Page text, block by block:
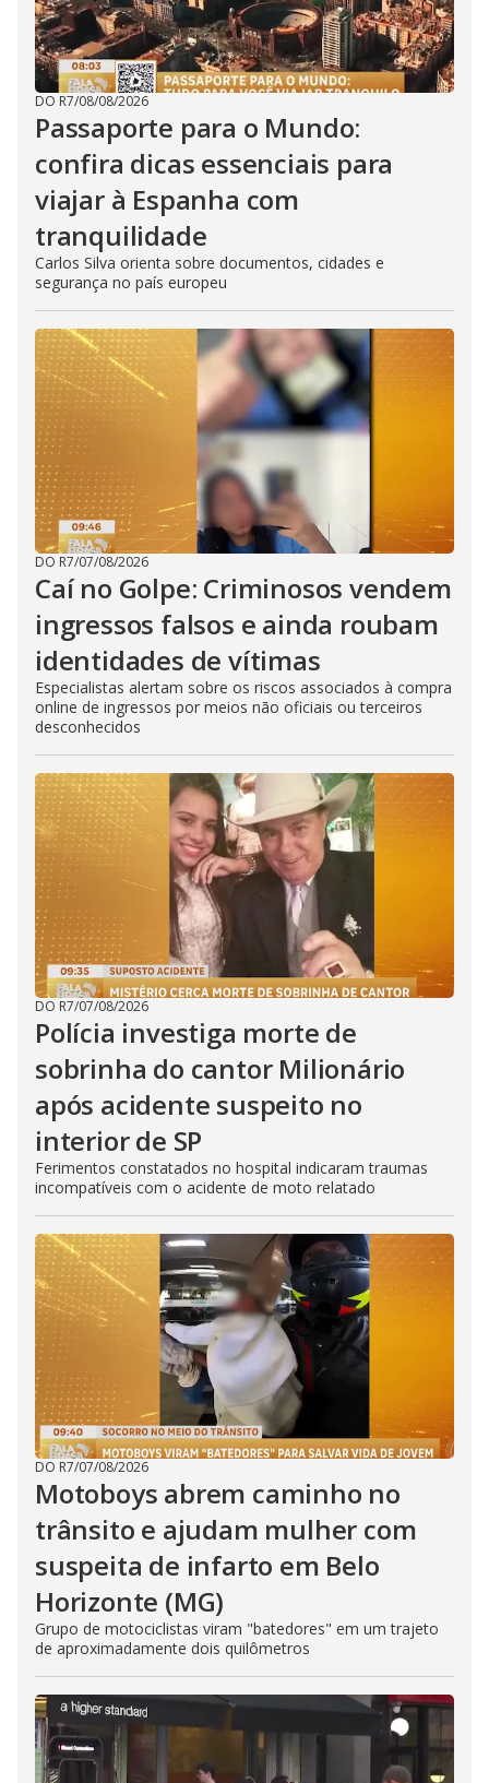
DO R7/08/08/2026
Passaporte para o Mundo:
confira dicas essenciais para
viajar à Espanha com
tranquilidade
Carlos Silva orienta sobre documentos, cidades e
segurança no país europeu
DO R7/07/08/2026
Caí no Golpe: Criminosos vendem
ingressos falsos e ainda roubam
identidades de vítimas
Especialistas alertam sobre os riscos associados à compra
online de ingressos por meios não oficiais ou terceiros
desconhecidos
DO R7/07/08/2026
Polícia investiga morte de
sobrinha do cantor Milionário
após acidente suspeito no
interior de SP
Ferimentos constatados no hospital indicaram traumas
incompatíveis com o acidente de moto relatado
DO R7/07/08/2026
Motoboys abrem caminho no
trânsito e ajudam mulher com
suspeita de infarto em Belo
Horizonte (MG)
Grupo de motociclistas viram "batedores" em um trajeto
de aproximadamente dois quilômetros